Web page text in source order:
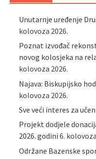
Unutarnje uređenje
kolovoza 2026.
Poznat izvođač
novog kolosjeka na
kolovoza 2026.
Najava: Biskupijsko
kolovoza 2026.
Sve veći interes za
Projekt dodjele
2026. godini 6.
Održane Bazenske